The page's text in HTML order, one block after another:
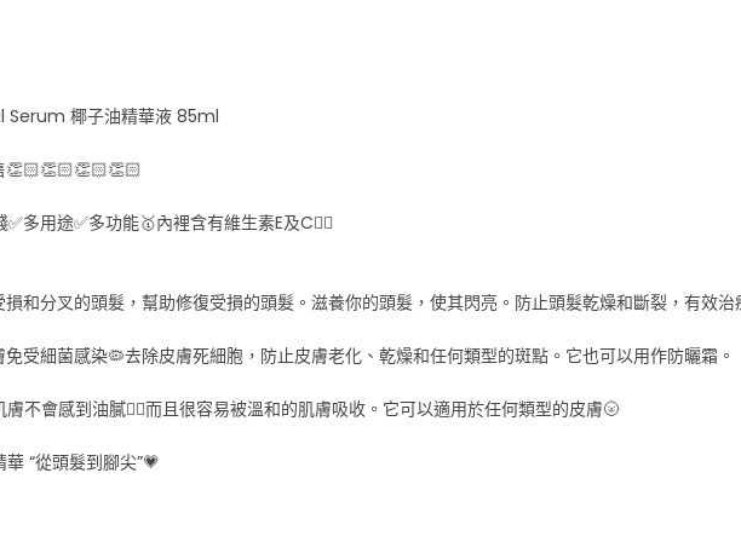
椰子油精華液 85ml
多用途✅多功能🥇內裡含有維生素E及C❤️‍🔥
和分叉的頭髮，幫助修復受損的頭髮。滋養你的頭髮，使其閃亮。防止頭髮乾燥和斷裂，有效治
受細菌感染🦠去除皮膚死細胞，防止皮膚老化、乾燥和任何類型的斑點。它也可以用作防曬霜。
不會感到油膩👍🏻而且很容易被溫和的肌膚吸收。它可以適用於任何類型的皮膚🌝
“從頭髮到腳尖”💗